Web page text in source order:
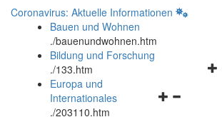
Coronavirus: Aktuelle Informationen
Bauen und Wohnen
./bauenundwohnen.htm
Bildung und Forschung
./133.htm
Europa und
Internationales
./203110.htm